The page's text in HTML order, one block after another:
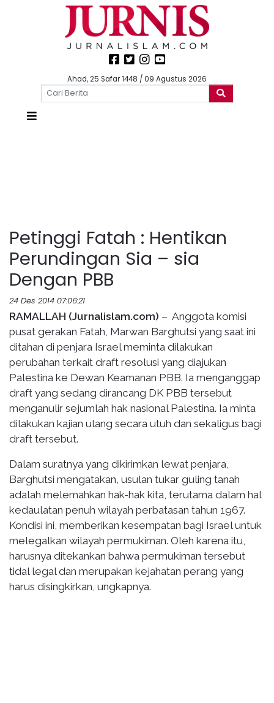
Ahad, 25 Safar 1448 / 09 Agustus 2026
Petinggi Fatah : Hentikan
Perundingan Sia – sia
Dengan PBB
24 Des 2014 07:06:21
RAMALLAH (Jurnalislam.com) – Anggota komisi
pusat gerakan Fatah, Marwan Barghutsi yang saat ini
ditahan di penjara Israel meminta dilakukan
perubahan terkait draft resolusi yang diajukan
Palestina ke Dewan Keamanan PBB. Ia menganggap
draft yang sedang dirancang DK PBB tersebut
menganulir sejumlah hak nasional Palestina. Ia minta
dilakukan kajian ulang secara utuh dan sekaligus bagi
draft tersebut.
Dalam suratnya yang dikirimkan lewat penjara,
Barghutsi mengatakan, usulan tukar guling tanah
adalah melemahkan hak-hak kita, terutama dalam hal
kedaulatan penuh wilayah perbatasan tahun 1967.
Kondisi ini, memberikan kesempatan bagi Israel untuk
melegalkan wilayah permukiman. Oleh karena itu,
harusnya ditekankan bahwa permukiman tersebut
tidal legal dan merupakan kejahatan perang yang
harus disingkirkan, ungkapnya.